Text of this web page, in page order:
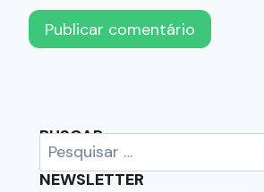
BUSCAR
NEWSLETTER